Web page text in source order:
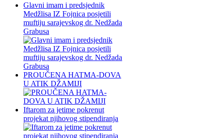
Glavni imam i predsjednik
Medžlisa IZ Fojnica posjetili
muftiju sarajevskog dr. Nedžada
Grabusa
PROUČENA HATMA-DOVA
U ATIK DŽAMIJI
Iftarom za jetime pokrenut
projekat njihovog stipendiranja